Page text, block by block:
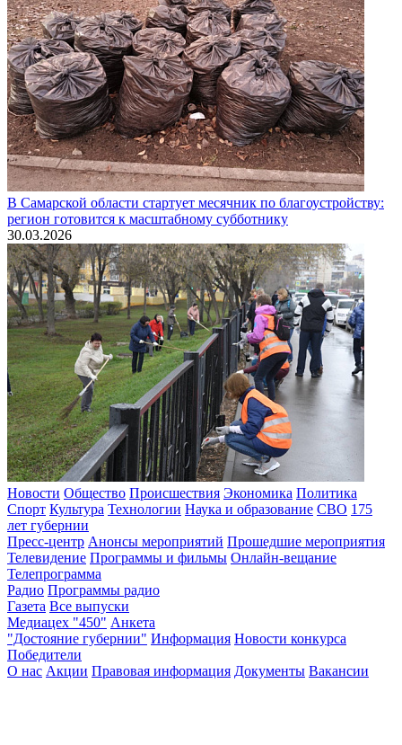
В Самарской области стартует месячник по благоустройству:
регион готовится к масштабному субботнику
30.03.2026
Новости Общество Происшествия Экономика Политика
Спорт Культура Технологии Наука и образование СВО 175
лет губернии
Пресс-центр Анонсы мероприятий Прошедшие мероприятия
Телевидение Программы и фильмы Онлайн-вещание
Телепрограмма
Радио Программы радио
Газета Все выпуски
Медиацех "450" Анкета
"Достояние губернии" Информация Новости конкурса
Победители
О нас Акции Правовая информация Документы Вакансии